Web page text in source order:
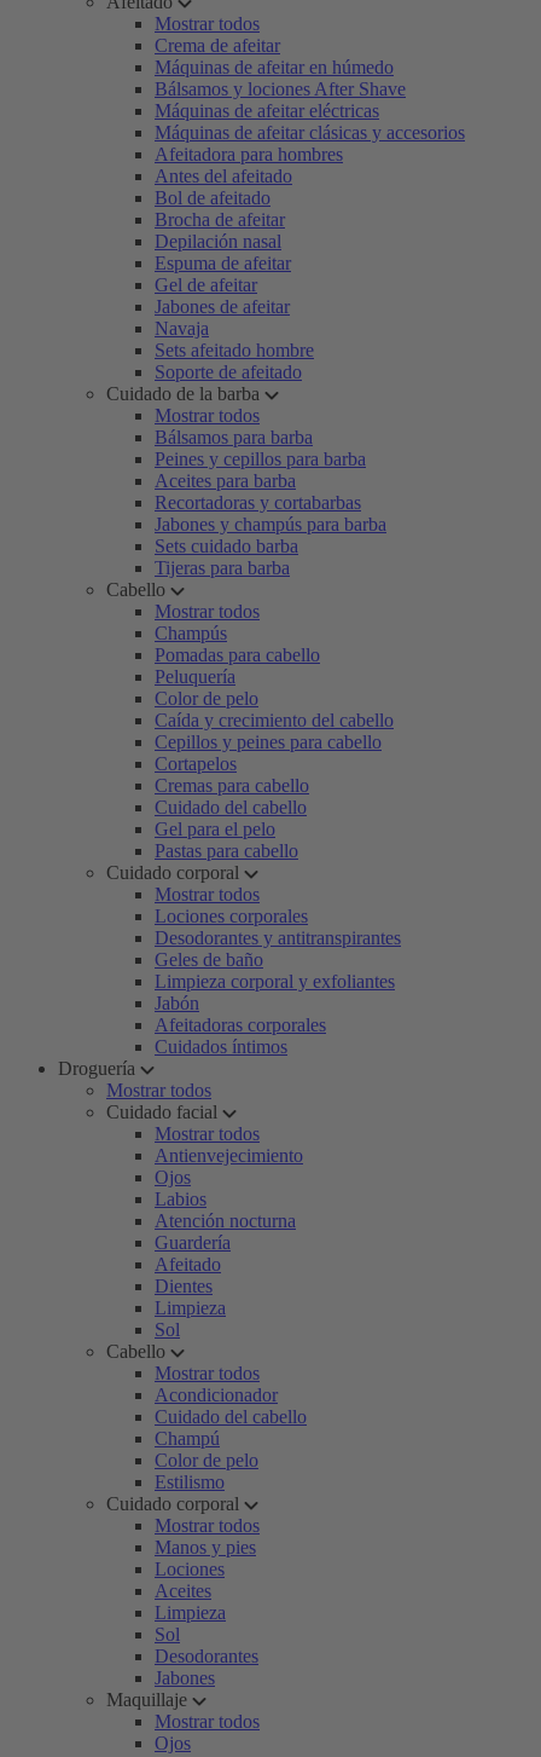
Mostrar todos
Crema de afeitar
Máquinas de afeitar en húmedo
Bálsamos y lociones After Shave
Máquinas de afeitar eléctricas
Máquinas de afeitar clásicas y accesorios
Afeitadora para hombres
Antes del afeitado
Bol de afeitado
Brocha de afeitar
Depilación nasal
Espuma de afeitar
Gel de afeitar
Jabones de afeitar
Navaja
Sets afeitado hombre
Soporte de afeitado
Cuidado de la barba
Mostrar todos
Bálsamos para barba
Peines y cepillos para barba
Aceites para barba
Recortadoras y cortabarbas
Jabones y champús para barba
Sets cuidado barba
Tijeras para barba
Cabello
Mostrar todos
Champús
Pomadas para cabello
Peluquería
Color de pelo
Caída y crecimiento del cabello
Cepillos y peines para cabello
Cortapelos
Cremas para cabello
Cuidado del cabello
Gel para el pelo
Pastas para cabello
Cuidado corporal
Mostrar todos
Lociones corporales
Desodorantes y antitranspirantes
Geles de baño
Limpieza corporal y exfoliantes
Jabón
Afeitadoras corporales
Cuidados íntimos
Droguería
Mostrar todos
Cuidado facial
Mostrar todos
Antienvejecimiento
Ojos
Labios
Atención nocturna
Guardería
Afeitado
Dientes
Limpieza
Sol
Cabello
Mostrar todos
Acondicionador
Cuidado del cabello
Champú
Color de pelo
Estilismo
Cuidado corporal
Mostrar todos
Manos y pies
Lociones
Aceites
Limpieza
Sol
Desodorantes
Jabones
Maquillaje
Mostrar todos
Ojos